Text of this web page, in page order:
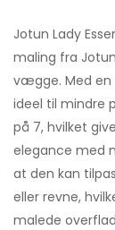
Jotun Lady
maling fra
vægge. Med en
ideel til mindre
på 7, hvilket
elegance med
at den kan
eller revne,
malede